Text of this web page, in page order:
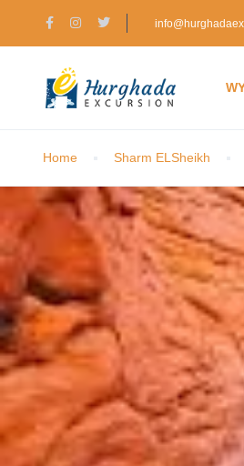
Home Sharm ELSheikh